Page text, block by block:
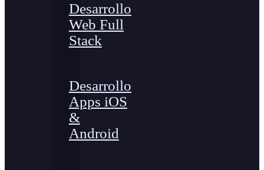
Desarrollo
Web Full
Stack
Desarrollo
Apps iOS
&
Android